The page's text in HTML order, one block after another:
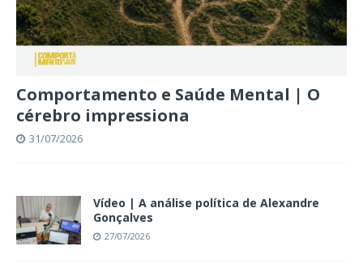
Comportamento e Saúde Mental | O
cérebro impressiona
31/07/2026
Vídeo | A análise política de Alexandre
Gonçalves
27/07/2026